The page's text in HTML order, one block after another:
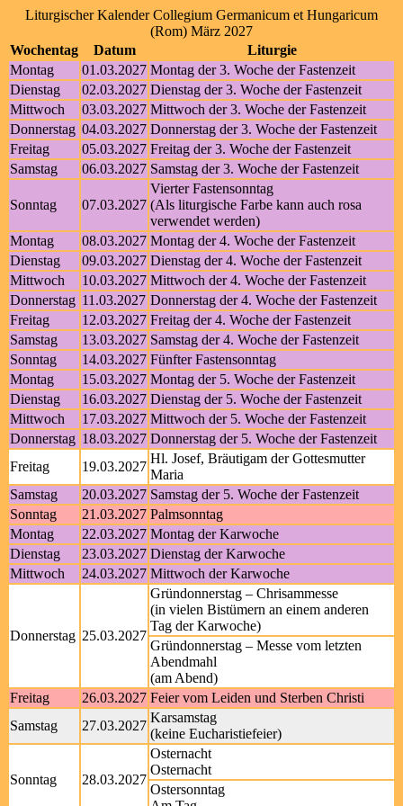
Liturgischer Kalender Collegium Germanicum et Hungaricum
(Rom) März 2027
Wochentag
Datum
Liturgie
Montag
01.03.2027 Montag der 3. Woche der Fastenzeit
Dienstag
02.03.2027 Dienstag der 3. Woche der Fastenzeit
Mittwoch
03.03.2027 Mittwoch der 3. Woche der Fastenzeit
Donnerstag 04.03.2027 Donnerstag der 3. Woche der Fastenzeit
Freitag
05.03.2027 Freitag der 3. Woche der Fastenzeit
Samstag
06.03.2027 Samstag der 3. Woche der Fastenzeit
Sonntag 07.03.2027
Vierter Fastensonntag
(Als liturgische Farbe kann auch rosa
verwendet werden)
Montag
08.03.2027 Montag der 4. Woche der Fastenzeit
Dienstag
09.03.2027 Dienstag der 4. Woche der Fastenzeit
Mittwoch
10.03.2027 Mittwoch der 4. Woche der Fastenzeit
Donnerstag 11.03.2027 Donnerstag der 4. Woche der Fastenzeit
Freitag
12.03.2027 Freitag der 4. Woche der Fastenzeit
Samstag
13.03.2027 Samstag der 4. Woche der Fastenzeit
Sonntag
14.03.2027 Fünfter Fastensonntag
Montag
15.03.2027 Montag der 5. Woche der Fastenzeit
Dienstag
16.03.2027 Dienstag der 5. Woche der Fastenzeit
Mittwoch
17.03.2027 Mittwoch der 5. Woche der Fastenzeit
Donnerstag 18.03.2027 Donnerstag der 5. Woche der Fastenzeit
Freitag
19.03.2027
Hl. Josef, Bräutigam der Gottesmutter
Maria
Samstag
20.03.2027 Samstag der 5. Woche der Fastenzeit
Sonntag
21.03.2027 Palmsonntag
Montag
22.03.2027 Montag der Karwoche
Dienstag
23.03.2027 Dienstag der Karwoche
Mittwoch
24.03.2027 Mittwoch der Karwoche
Donnerstag 25.03.2027
Gründonnerstag – Chrisammesse
(in vielen Bistümern an einem anderen
Tag der Karwoche)
Gründonnerstag – Messe vom letzten
Abendmahl
(am Abend)
Freitag
26.03.2027 Feier vom Leiden und Sterben Christi
Samstag
27.03.2027
Karsamstag
(keine Eucharistiefeier)
Sonntag 28.03.2027
Osternacht
Osternacht
Ostersonntag